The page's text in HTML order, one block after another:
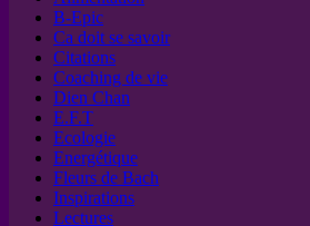
B-Epic
Ca doit se savoir
Citations
Coaching de vie
Dien Chan
E.F.T
Ecologie
Energétique
Fleurs de Bach
Inspirations
Lectures